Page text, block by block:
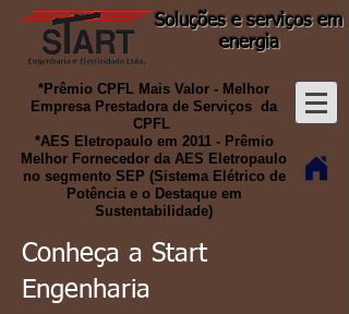
Soluções e serviços em
energia
*Prêmio CPFL Mais Valor - Melhor
Empresa Prestadora de Serviços da
CPFL
*AES Eletropaulo em 2011 - Prêmio
Melhor Fornecedor da AES Eletropaulo
no segmento SEP (Sistema Elétrico de
Potência e o Destaque em
Sustentabilidade)
Conheça a Start
Engenharia